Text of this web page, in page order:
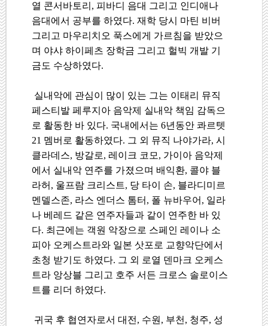
열 콘서바토리 , 피바디 음대 그리고 인디애나
음대에서 공부를 하였다.재학 당시 마틴 비버
그리고 마우리치오 푹스에게 가르침을 받았으
며 야샤 하이페츠 장학금 그리고 헐빅 개발 기
금도 수상하였다.
실내악에 관심이 많이 있는 그는 이태리 뮤직
페스티발 페루지아 음악제 실내악 책임 감독으
로 활동한 바 있다. 국내에서는6년동안 콰르텟
21 멤버로 활동하였다. 그 외 뮤직 나야가라,시
클라데스, 방갈로, 레이크 코모 , 가이아 음악제
에서 실내악 연주를 가졌으며 배익환, 콜야 블
라허 , 울프람 크리스트, 당 타이 손, 블라디미르
멘델스존, 라스 엔더스 톰터 , 폴 뉴바우어 , 일라
나 베레드 같은 연주자들과 같이 연주한 바 있
다. 최근에는 객원 악장으로 스페인 레이나 소
피아 오케스트라와 일본 삿포로 교향악단에서
초청 받기도 하였다. 그 외 로열 덴마크 오케스
트라 앙상블 그리고 호주 서든 크로스 솔로이스
트를 리더 하였다.
귀국 후 협연자로서 대전 , 수원 , 부천 , 청주, 성